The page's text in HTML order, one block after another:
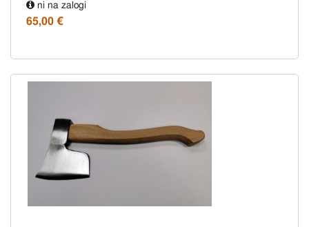
ni na zalogi
65,00 €